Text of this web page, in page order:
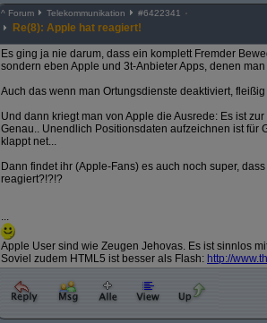
^ Forum Telekommunikation #6422341
Re(8): Apple hat reagiert!
Es ging ja nie darum, dass ein komplett Fremder
sondern eben Apple und 3t-Anbieter Apps, denen
Auch das wenn man Ortungsdienste deaktiviert,
Und dann kriegt man von Apple die Ausrede: Es ist
Genau.. Unendlich Positionsdaten aufzeichnen ist für
klappt net...
Dann findet ihr (Apple-Fans) es auch noch super,
reagiert?!?!?
...
Apple User sind wie Zeugen Jehovas. Es ist sinnlos
Soviel zudem HTML5 ist besser als Flash: http://